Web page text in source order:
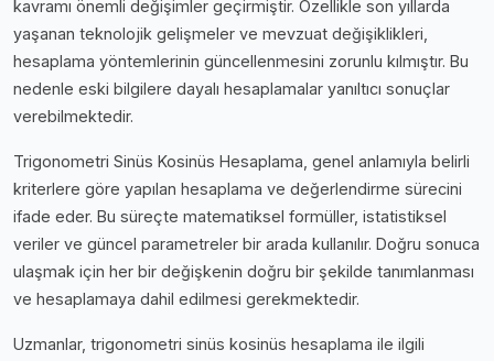
kavramı önemli değişimler geçirmiştir. Özellikle son yıllarda
yaşanan teknolojik gelişmeler ve mevzuat değişiklikleri,
hesaplama yöntemlerinin güncellenmesini zorunlu kılmıştır. Bu
nedenle eski bilgilere dayalı hesaplamalar yanıltıcı sonuçlar
verebilmektedir.
Trigonometri Sinüs Kosinüs Hesaplama, genel anlamıyla belirli
kriterlere göre yapılan hesaplama ve değerlendirme sürecini
ifade eder. Bu süreçte matematiksel formüller, istatistiksel
veriler ve güncel parametreler bir arada kullanılır. Doğru sonuca
ulaşmak için her bir değişkenin doğru bir şekilde tanımlanması
ve hesaplamaya dahil edilmesi gerekmektedir.
Uzmanlar, trigonometri sinüs kosinüs hesaplama ile ilgili